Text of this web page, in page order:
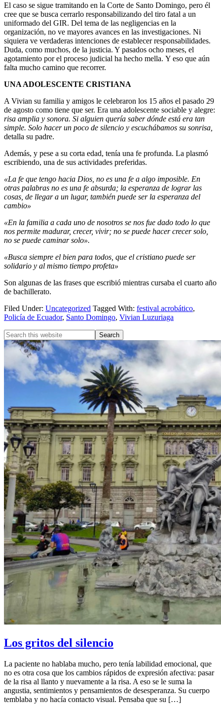
El caso se sigue tramitando en la Corte de Santo Domingo, pero él
cree que se busca cerrarlo responsabilizando del tiro fatal a un
uniformado del GIR. Del tema de las negligencias en la
organización, no ve mayores avances en las investigaciones. Ni
siquiera ve verdaderas intenciones de establecer responsabilidades.
Duda, como muchos, de la justicia. Y pasados ocho meses, el
agotamiento por el proceso judicial ha hecho mella. Y eso que aún
falta mucho camino que recorrer.
UNA ADOLESCENTE CRISTIANA
A Vivian su familia y amigos le celebraron los 15 años el pasado 29
de agosto como tiene que ser. Era una adolescente sociable y alegre:
risa amplia y sonora. Si alguien quería saber dónde está era tan
simple. Solo hacer un poco de silencio y escuchábamos su sonrisa,
detalla su padre.
Además, y pese a su corta edad, tenía una fe profunda. La plasmó
escribiendo, una de sus actividades preferidas.
«La fe que tengo hacia Dios, no es una fe a algo imposible. En
otras palabras no es una fe absurda; la esperanza de lograr las
cosas, de llegar a un lugar, también puede ser la esperanza del
cambio»
«En la familia a cada uno de nosotros se nos fue dado todo lo que
nos permite madurar, crecer, vivir; no se puede hacer crecer solo,
no se puede caminar solo».
«Busca siempre el bien para todos, que el cristiano puede ser
solidario y al mismo tiempo profeta»
Son algunas de las frases que escribió mientras cursaba el cuarto año
de bachillerato.
Filed Under: Uncategorized Tagged With: festival acrobático,
Policía de Ecuador, Santo Domingo, Vivian Luzuriaga
Los gritos del silencio
La paciente no hablaba mucho, pero tenía labilidad emocional, que
no es otra cosa que los cambios rápidos de expresión afectiva: pasar
de la risa al llanto y nuevamente a la risa. A eso se le suma la
angustia, sentimientos y pensamientos de desesperanza. Su cuerpo
temblaba y no hacía contacto visual. Pensaba que su […]